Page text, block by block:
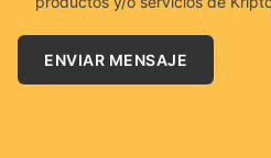
ENVIAR MENSAJE